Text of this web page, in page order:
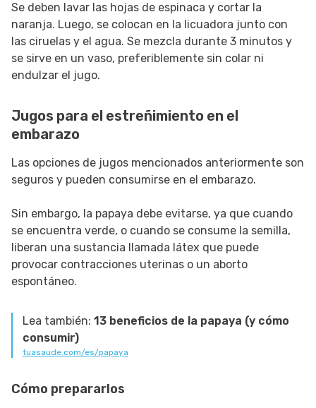
Se deben lavar las hojas de espinaca y cortar la
naranja. Luego, se colocan en la licuadora junto con
las ciruelas y el agua. Se mezcla durante 3 minutos y
se sirve en un vaso, preferiblemente sin colar ni
endulzar el jugo.
Jugos para el estreñimiento en el
embarazo
Las opciones de jugos mencionados anteriormente son
seguros y pueden consumirse en el embarazo.
Sin embargo, la papaya debe evitarse, ya que cuando
se encuentra verde, o cuando se consume la semilla,
liberan una sustancia llamada látex que puede
provocar contracciones uterinas o un aborto
espontáneo.
Lea también: 13 beneficios de la papaya (y cómo
consumir)
tuasaude.com/es/papaya
Cómo prepararlos